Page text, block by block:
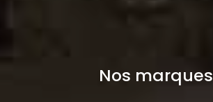
Nos marques